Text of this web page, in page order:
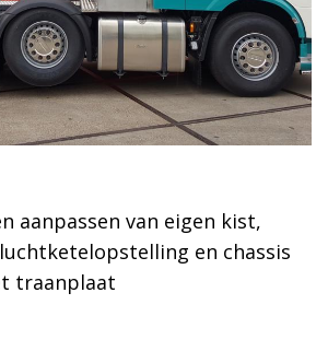
aanpassen van eigen kist,
en chassis
traanplaat